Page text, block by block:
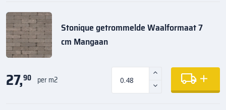
Stonique getrommelde Waalformaat 7
cm Mangaan
27,90 per m2